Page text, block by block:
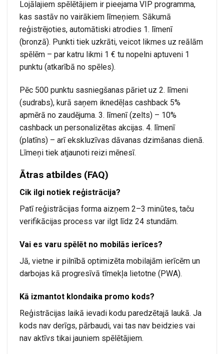
Lojālajiem spēlētājiem ir pieejama VIP programma,
kas sastāv no vairākiem līmeņiem. Sākumā
reģistrējoties, automātiski atrodies 1. līmenī
(bronzā). Punkti tiek uzkrāti, veicot likmes uz reālām
spēlēm – par katru likmi 1 € tu nopelni aptuveni 1
punktu (atkarībā no spēles).
Pēc 500 punktu sasniegšanas pāriet uz 2. līmeni
(sudrabs), kurā saņem iknedēļas cashback 5%
apmērā no zaudējuma. 3. līmenī (zelts) – 10%
cashback un personalizētas akcijas. 4. līmenī
(platīns) – arī ekskluzīvas dāvanas dzimšanas dienā.
Līmeņi tiek atjaunoti reizi mēnesī.
Ātras atbildes (FAQ)
Cik ilgi notiek reģistrācija?
Patī reģistrācijas forma aizņem 2–3 minūtes, taču
verifikācijas process var ilgt līdz 24 stundām.
Vai es varu spēlēt no mobilās ierīces?
Jā, vietne ir pilnībā optimizēta mobilajām ierīcēm un
darbojas kā progresīvā tīmekļa lietotne (PWA).
Kā izmantot klondaika promo kods?
Reģistrācijas laikā ievadi kodu paredzētajā laukā. Ja
kods nav derīgs, pārbaudi, vai tas nav beidzies vai
nav aktīvs tikai jauniem spēlētājiem.